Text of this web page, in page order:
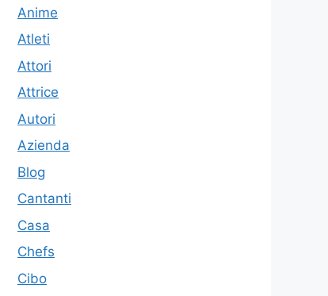
Anime
Atleti
Attori
Attrice
Autori
Azienda
Blog
Cantanti
Casa
Chefs
Cibo